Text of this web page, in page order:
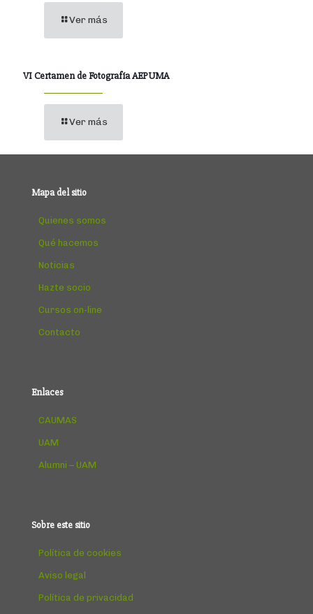
Ver más
VI Certamen de Fotografía AEPUMA
Ver más
Mapa del sitio
Quienes somos
Qué hacemos
Noticias
Hazte socio
Cursos on-line
Contacto
Enlaces
CAUMAS
UAM
Alumni – UAM
Sobre este sitio
Política de cookies
Aviso legal
Política de privacidad